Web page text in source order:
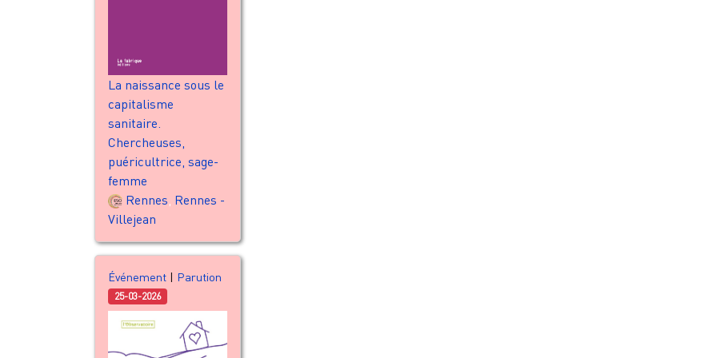
La naissance sous le
capitalisme
sanitaire.
Chercheuses,
puéricultrice, sage-
femme
Rennes, Rennes -
Villejean
Événement | Parution
25-03-2026